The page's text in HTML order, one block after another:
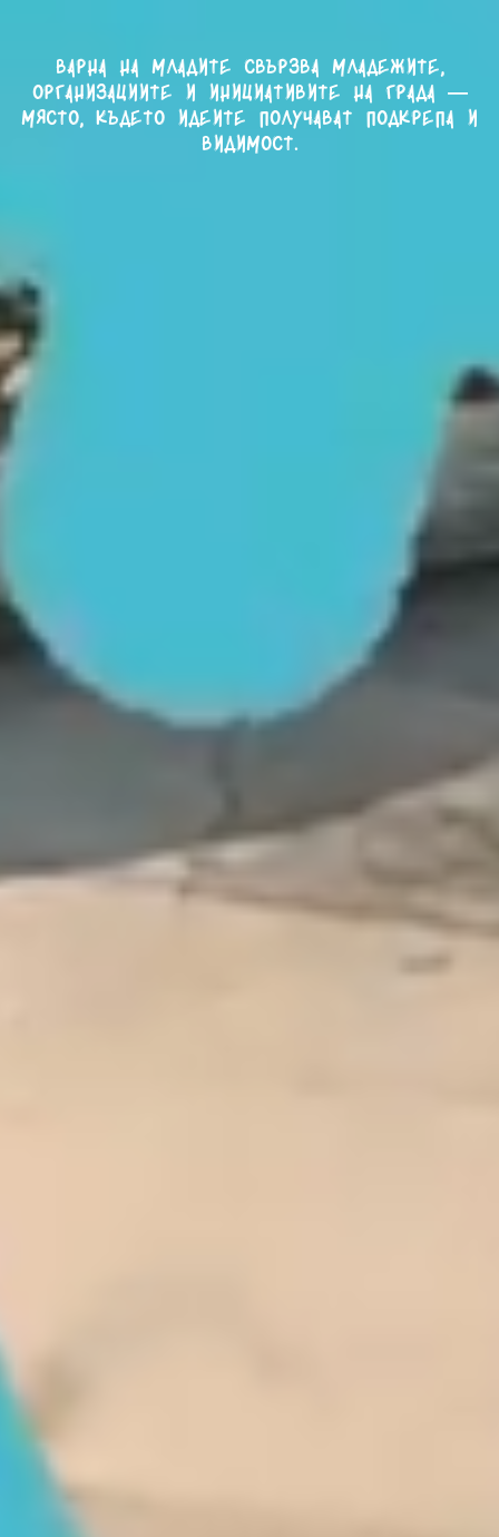
Варна на младите свързва младежите,
организациите и инициативите на града —
място, където идеите получават подкрепа и
видимост.